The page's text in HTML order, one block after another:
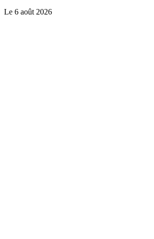
Le 6 août 2026